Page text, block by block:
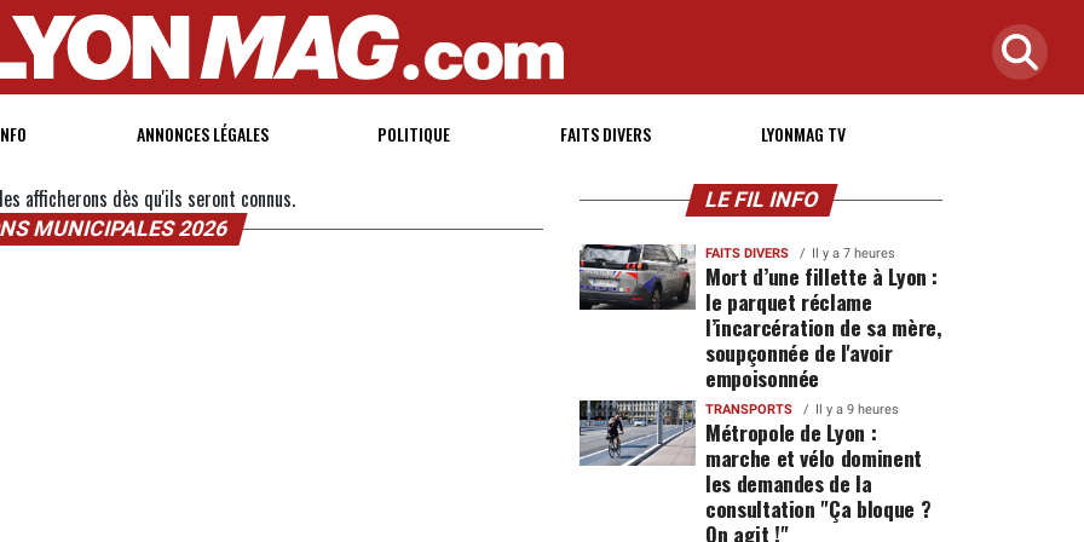
ANNONCES LÉGALES POLITIQUE FAITS DIVERS LYONMAG TV
afficherons dès qu'ils seront connus.
MUNICIPALES 2026
LE FIL INFO
FAITS DIVERS Il y a 7 heures
Mort d’une fillette à Lyon :
le parquet réclame
l’incarcération de sa mère,
soupçonnée de l'avoir
empoisonnée
TRANSPORTS Il y a 9 heures
Métropole de Lyon :
marche et vélo dominent
les demandes de la
consultation "Ça bloque ?
On agit !"